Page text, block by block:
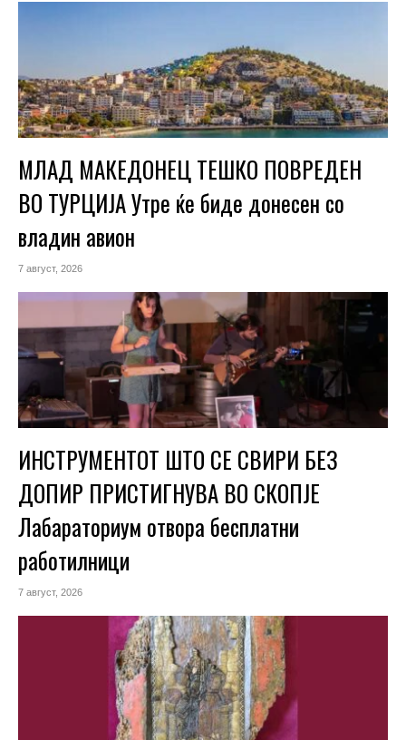
МЛАД МАКЕДОНЕЦ ТЕШКО ПОВРЕДЕН
ВО ТУРЦИЈА Утре ќе биде донесен со
владин авион
7 август, 2026
ИНСТРУМЕНТОТ ШТО СЕ СВИРИ БЕЗ
ДОПИР ПРИСТИГНУВА ВО СКОПЈЕ
Лабараториум отвора бесплатни
работилници
7 август, 2026